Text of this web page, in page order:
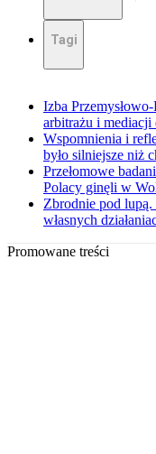
Tagi
Izba
arbitrażu i mediacji
Wspomnienia i
było silniejsze niż
Przełomowe
Polacy ginęli w
Zbrodnie pod
własnych
Promowane treści